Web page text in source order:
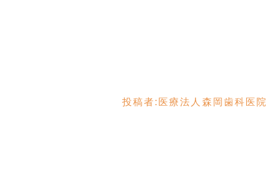
投稿者: 医療法人森岡歯科医院